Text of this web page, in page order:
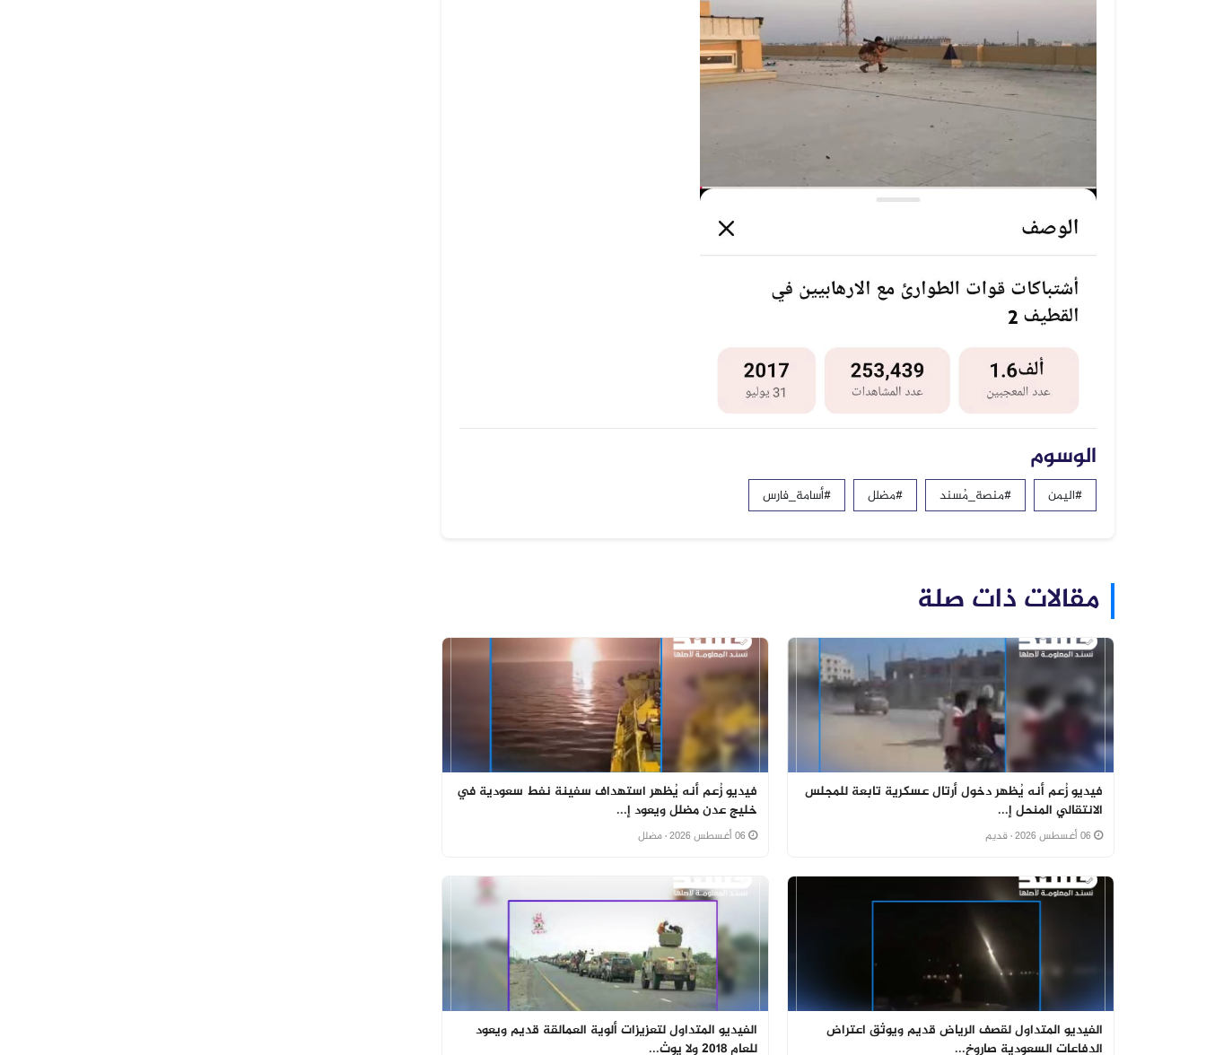
الوسوم
#اليمن #منصة_مُسند #مضلل #أسامة_فارس
مقالات ذات صلة
فيديو زُعم أنه يُظهر دخول أرتال عسكرية تابعة للمجلس
الانتقالي المنحل إ...
· قديم
فيديو زُعم أنه يُظهر استهداف سفينة نفط سعودية في
خليج عدن مضلل ويعود إ...
· مضلل
الفيديو المتداول لقصف الرياض قديم ويوثق اعتراض
الدفاعات السعودية صاروخ...
الفيديو المتداول لتعزيزات ألوية العمالقة قديم ويعود
للعام 2018 ولا يوث...